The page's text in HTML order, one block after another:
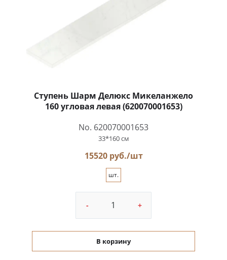
Ступень Шарм Делюкс Микеланжело
160 угловая левая (620070001653)
No. 620070001653
33*160 см
15520 руб./шт
шт.
- +
В корзину